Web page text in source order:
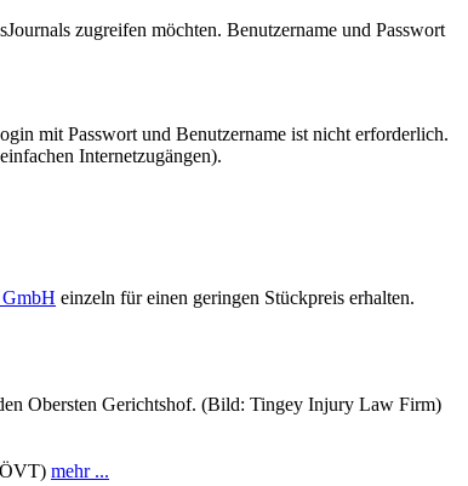
zugreifen möchten. Benutzername und Passwort
mit Passwort und Benutzername ist nicht erforderlich.
Internetzugängen).
GmbH einzeln für einen geringen Stückpreis erhalten.
Obersten Gerichtshof. (Bild: Tingey Injury Law Firm)
ÖVT) mehr ...